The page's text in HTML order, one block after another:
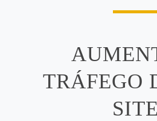
TRÁFEGO
SITE